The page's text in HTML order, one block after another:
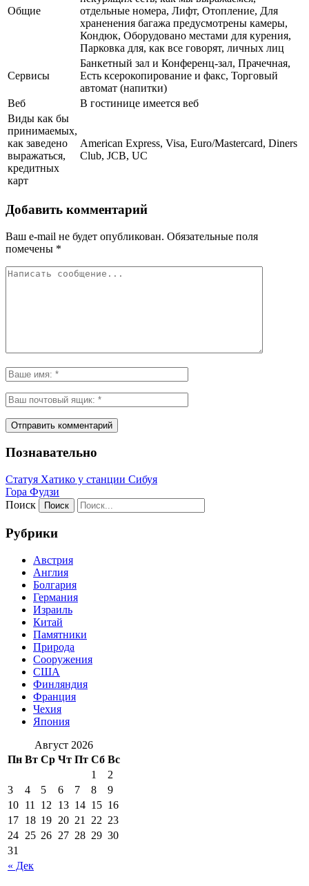
Общие
отдельные номера, Лифт, Отопление, Для
храненения багажа предусмотрены камеры,
Кондюк, Оборудовано местами для курения,
Парковка для, как все говорят, личных лиц
Сервисы
Банкетный зал и Конференц-зал, Прачечная,
Есть ксерокопирование и факс, Торговый
автомат (напитки)
Веб
В гостинице имеется веб
Виды как бы
принимаемых,
как заведено
выражаться,
кредитных
карт
American Express, Visa, Euro/Mastercard, Diners
Club, JCB, UC
Добавить комментарий
Ваш e-mail не будет опубликован. Обязательные поля
помечены *
Познавательно
Статуя Хатико у станции Сибуя
Гора Фудзи
Поиск
Рубрики
Австрия
Англия
Болгария
Германия
Израиль
Китай
Памятники
Природа
Сооружения
США
Финляндия
Франция
Чехия
Япония
Август 2026
Пн Вт Ср Чт Пт Сб Вс
« Дек
1
2
3
4 5 6 7 8
9
10 11 12 13 14 15 16
17 18 19 20 21 22 23
24 25 26 27 28 29 30
31